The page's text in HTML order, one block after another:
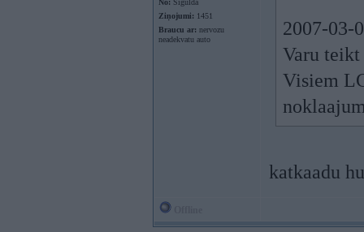
No: Sigulda
Ziņojumi: 1451
Braucu ar: nervozu
neadekvatu auto
2007-03-
Varu teikt
Visiem
katkaadu